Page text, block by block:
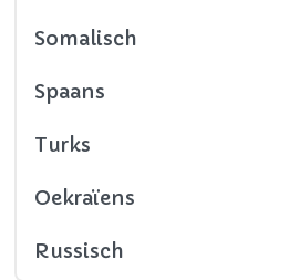
Somalisch
Spaans
Turks
Oekraïens
Russisch